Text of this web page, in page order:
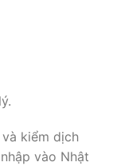
kiểm dịch
vào Nhật